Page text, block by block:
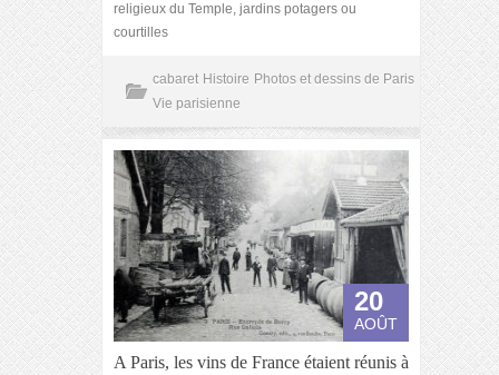
religieux du Temple, jardins potagers ou
courtilles
cabaret Histoire Photos et dessins de Paris
Vie parisienne
20
AOÛT
A Paris, les vins de France étaient réunis à